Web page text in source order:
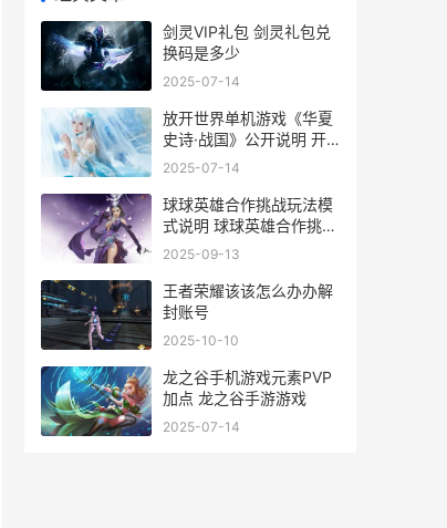
剑灵VIP礼包 剑灵礼包兑
换码是多少
2025-07-14
放开世界单机游戏《华夏
史诗·战国》公开说明 开
放世界单机端游
2025-07-14
球球英雄合作挑战玩法模
式说明 球球英雄合作挑战
模式奖励是什么
2025-09-13
王者荣耀该该怎么办办解
封账号
2025-10-10
龙之谷手机游戏元素PVP
加点 龙之谷手游游戏
2025-07-14